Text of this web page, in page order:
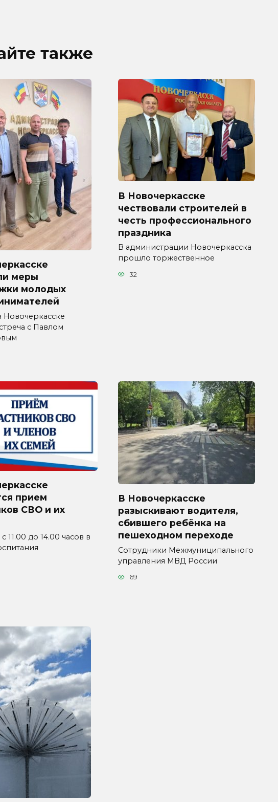
также
меры
молодых
Новочеркасске
с Павлом
В Новочеркасске
чествовали строителей в
честь профессионального
праздника
В администрации Новочеркасска
прошло торжественное
32
прием
СВО и их
с 11.00 до 14.00 часов в
В Новочеркасске
разыскивают водителя,
сбившего ребёнка на
пешеходном переходе
Сотрудники Межмуниципального
управления МВД России
69